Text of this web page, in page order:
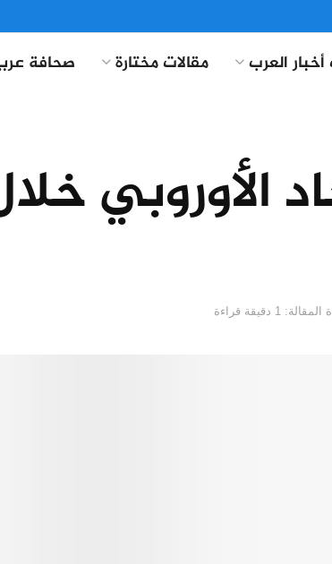
العرب مقالات مختارة صحافة
الأوروبي
1 دقيقة قراءة